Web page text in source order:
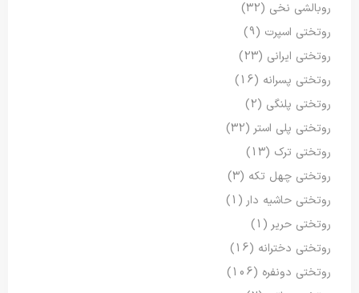
روبالشی نخی (32)
روتختی اسپرت (9)
روتختی ایرانی (23)
روتختی پسرانه (16)
روتختی پلنگی (2)
روتختی پلی استر (32)
روتختی ترک (13)
روتختی چهل تکه (3)
روتختی حاشیه دار (1)
روتختی حریر (1)
روتختی دخترانه (16)
روتختی دونفره (106)